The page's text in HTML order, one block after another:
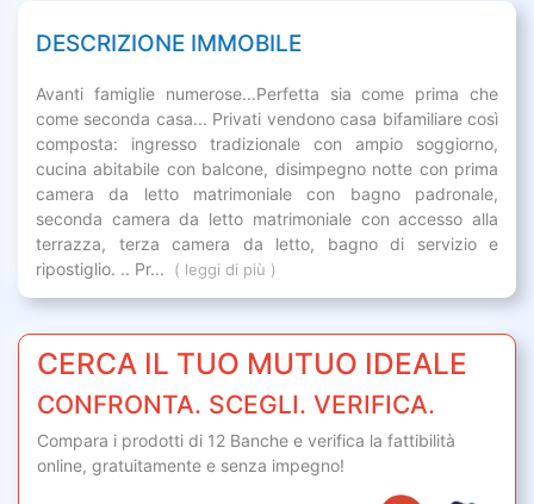
DESCRIZIONE IMMOBILE
Avanti famiglie numerose...Perfetta sia come prima che
come seconda casa... Privati vendono casa bifamiliare così
composta: ingresso tradizionale con ampio soggiorno,
cucina abitabile con balcone, disimpegno notte con prima
camera da letto matrimoniale con bagno padronale,
seconda camera da letto matrimoniale con accesso alla
terrazza, terza camera da letto, bagno di servizio e
ripostiglio. .. Pr...
( leggi di più )
CERCA IL TUO MUTUO IDEALE
CONFRONTA. SCEGLI. VERIFICA.
Compara i prodotti di 12 Banche e verifica la fattibilità
online, gratuitamente e senza impegno!